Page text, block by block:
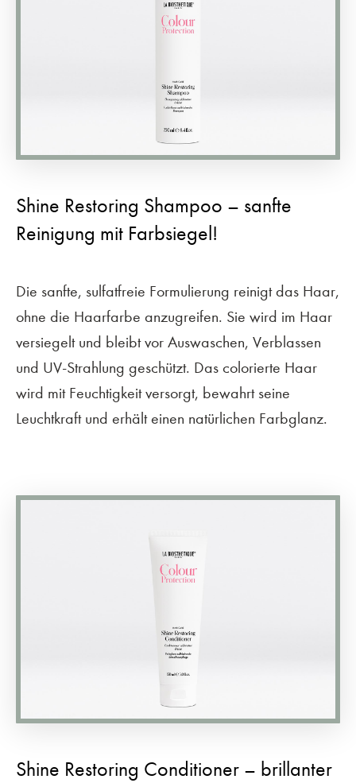
Shine Restoring Shampoo – sanfte
Reinigung mit Farbsiegel!
Die sanfte, sulfatfreie Formulierung reinigt das Haar,
ohne die Haarfarbe anzugreifen. Sie wird im Haar
versiegelt und bleibt vor Auswaschen, Verblassen
und UV-Strahlung geschützt. Das colorierte Haar
wird mit Feuchtigkeit versorgt, bewahrt seine
Leuchtkraft und erhält einen natürlichen Farbglanz.
Shine Restoring Conditioner – brillanter